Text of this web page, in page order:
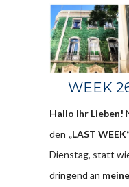
WEEK
Hallo Ihr Lieben!
den „LAST
Dienstag, statt
dringend an